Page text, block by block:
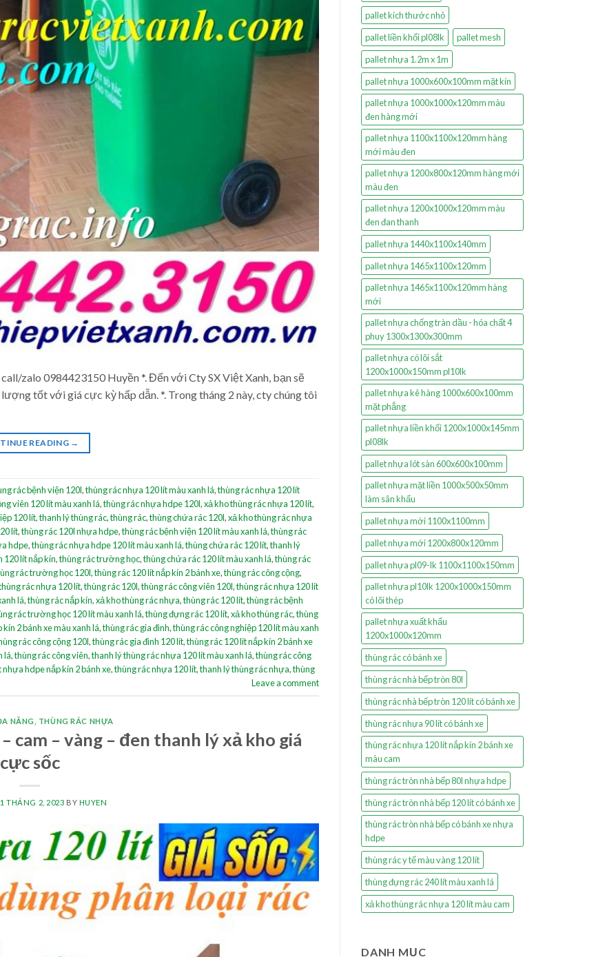
zalo 0984423150 Huyền *. Đến với Cty SX Việt Xanh, bạn sẽ
tốt với giá cực kỳ hấp dẫn. *. Trong tháng 2 này, cty chúng tôi
READING →
rác bệnh viện 120l,thùng rác nhựa 120 lít màu xanh lá,thùng rác nhựa 120 lít
viên 120 lít màu xanh lá,thùng rác nhựa hdpe 120l,xả kho thùng rác nhựa 120 lít,
120 lít,thanh lý thùng rác,thùng rác,thùng chứa rác 120l,xả kho thùng rác nhựa
lít,thùng rác 120l nhựa hdpe,thùng rác bệnh viện 120 lít màu xanh lá,thùng rác
hdpe,thùng rác nhựa hdpe 120 lít màu xanh lá,thùng chứa rác 120 lít,thanh lý
120 lít nắp kín,thùng rác trường học,thùng chứa rác 120 lít màu xanh lá,thùng rác
rác trường học 120l,thùng rác 120 lít nắp kín 2 bánh xe,thùng rác công cộng,
rác nhựa 120 lít,thùng rác 120l,thùng rác công viên 120l,thùng rác nhựa 120 lít
lá,thùng rác nắp kín,xả kho thùng rác nhựa,thùng rác 120 lít,thùng rác bệnh
rác trường học 120 lít màu xanh lá,thùng đựng rác 120 lít,xả kho thùng rác,thùng
2 bánh xe màu xanh lá,thùng rác gia đình,thùng rác công nghiệp 120 lít màu xanh
rác công cộng 120l,thùng rác gia đình 120 lít,thùng rác 120 lít nắp kín 2 bánh xe
lá,thùng rác công viên,thanh lý thùng rác nhựa 120 lít màu xanh lá,thùng rác công
nhựa hdpe nắp kín 2 bánh xe,thùng rác nhựa 120 lít,thanh lý thùng rác nhựa,thùng
Leave a comment
NĂNG THÙNG RÁC NHỰA
cam – vàng – đen thanh lý xả kho giá
cực sốc
1 THÁNG 2, 2023 BY HUYEN
pallet kích thước nhỏ
pallet liền khối pl08lk
pallet mesh
pallet nhựa 1.2m x 1m
pallet nhựa 1000x600x100mm mặt kín
pallet nhựa 1000x1000x120mm màu
đen hàng mới
pallet nhựa 1100x1100x120mm hàng
mới màu đen
pallet nhựa 1200x800x120mm hàng mới
màu đen
pallet nhựa 1200x1000x120mm màu
đen đan thanh
pallet nhựa 1440x1100x140mm
pallet nhựa 1465x1100x120mm
pallet nhựa 1465x1100x120mm hàng
mới
pallet nhựa chống tràn dầu - hóa chất 4
phuy 1300x1300x300mm
pallet nhựa có lõi sắt
1200x1000x150mm pl10lk
pallet nhựa kê hàng 1000x600x100mm
mặt phẳng
pallet nhựa liền khối 1200x1000x145mm
pl08lk
pallet nhựa lót sàn 600x600x100mm
pallet nhựa mặt liền 1000x500x50mm
làm sân khấu
pallet nhựa mới 1100x1100mm
pallet nhựa mới 1200x800x120mm
pallet nhựa pl09-lk 1100x1100x150mm
pallet nhựa pl10lk 1200x1000x150mm
có lõi thép
pallet nhựa xuất khẩu
1200x1000x120mm
thùng rác có bánh xe
thùng rác nhà bếp tròn 80l
thùng rác nhà bếp tròn 120 lít có bánh xe
thùng rác nhựa 90 lít có bánh xe
thùng rác nhựa 120 lít nắp kín 2 bánh xe
màu cam
thùng rác tròn nhà bếp 80l nhựa hdpe
thùng rác tròn nhà bếp 120 lít có bánh xe
thùng rác tròn nhà bếp có bánh xe nhựa
hdpe
thùng rác y tế màu vàng 120 lít
thùng đựng rác 240 lít màu xanh lá
xả kho thùng rác nhựa 120 lít màu cam
DANH MỤC